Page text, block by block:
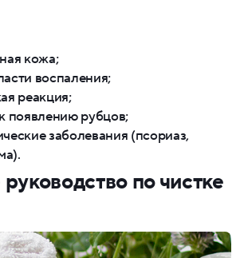
кожа;
воспаления;
реакция;
появлению рубцов;
заболевания (псориаз,
по чистке